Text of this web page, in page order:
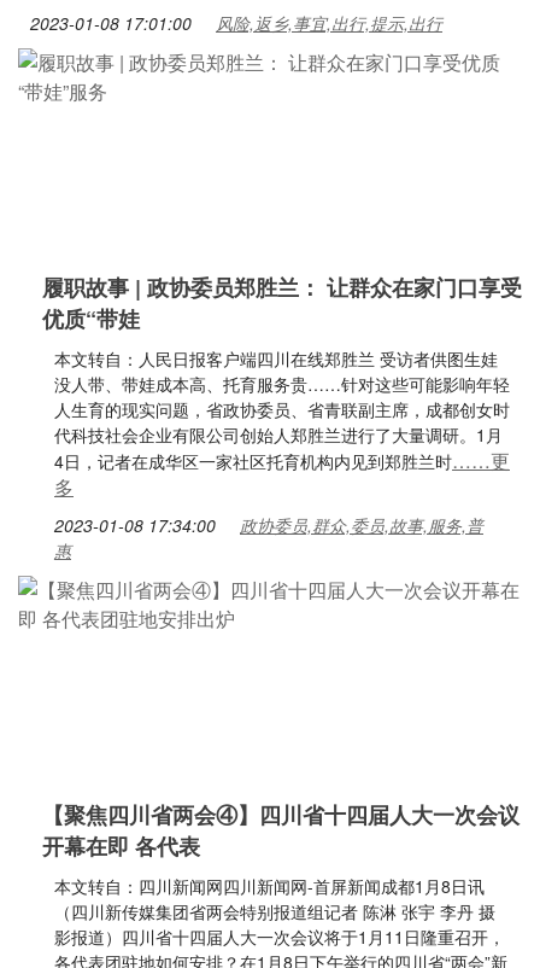
2023-01-08 17:01:00 风险,返乡,事宜,出行,提示,出行
履职故事 | 政协委员郑胜兰： 让群众在家门口享受
优质“带娃
本文转自：人民日报客户端四川在线郑胜兰 受访者供图生娃
没人带、带娃成本高、托育服务贵……针对这些可能影响年轻
人生育的现实问题，省政协委员、省青联副主席，成都创女时
代科技社会企业有限公司创始人郑胜兰进行了大量调研。1月
4日，记者在成华区一家社区托育机构内见到郑胜兰时……更
多
2023-01-08 17:34:00
政协委员,群众,委员,故事,服务,普
惠
【聚焦四川省两会④】四川省十四届人大一次会议
开幕在即 各代表
本文转自：四川新闻网四川新闻网-首屏新闻成都1月8日讯
（四川新传媒集团省两会特别报道组记者 陈淋 张宇 李丹 摄
影报道）四川省十四届人大一次会议将于1月11日隆重召开，
各代表团驻地如何安排？在1月8日下午举行的四川省“两会”新